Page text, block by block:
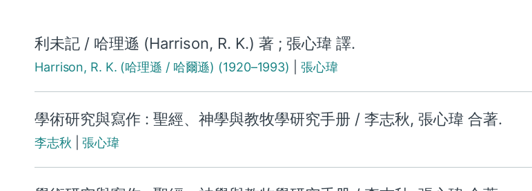
利未記 / 哈理遜 (Harrison, R. K.) 著 ; 張心瑋 譯.
Harrison, R. K. (哈理遜 / 哈爾遜) (1920–1993) 張心瑋
學術研究與寫作 : 聖經、神學與教牧學研究手册 / 李志秋, 張心瑋 合著.
李志秋 |張心瑋